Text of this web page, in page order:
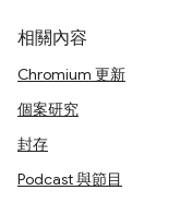
相關內容
Chromium 更新
個案研究
封存
Podcast 與節目